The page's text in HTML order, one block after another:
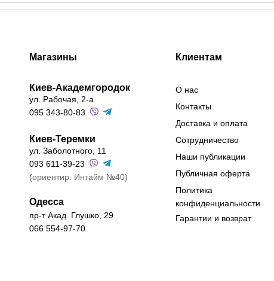
Магазины
Киев-Академгородок
ул. Рабочая, 2-а
095 343-80-83
Киев-Теремки
ул. Заболотного, 11
093 611-39-23
(ориентир: Интайм №40)
Одесса
пр-т Акад. Глушко, 29
066 554-97-70
Клиентам
О нас
Контакты
Доставка и оплата
Сотрудничество
Наши публикации
Публичная оферта
Политика
конфиденциальности
Гарантии и возврат